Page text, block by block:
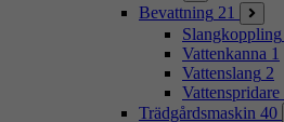
Bevattning 21
Slangkoppling
Vattenkanna 1
Vattenslang 2
Vattenspridare
Trädgårdsmaskin 40